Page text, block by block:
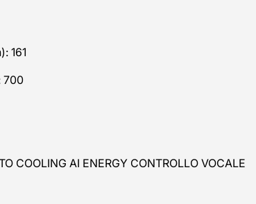
161
700
AI ENERGY CONTROLLO VOCALE